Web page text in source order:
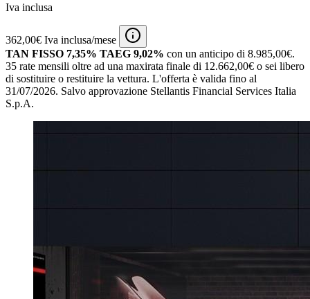
Iva inclusa
362,00€ Iva inclusa/mese
TAN FISSO 7,35% TAEG 9,02% con un anticipo di 8.985,00€.
35 rate mensili oltre ad una maxirata finale di 12.662,00€ o sei libero
di sostituire o restituire la vettura. L'offerta è valida fino al
31/07/2026. Salvo approvazione Stellantis Financial Services Italia
S.p.A.